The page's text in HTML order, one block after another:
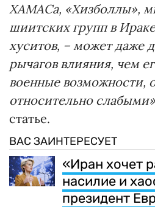
ХАМАСа, «Хизболлы»,
шиитских групп в
хуситов, – может даже
рычагов влияния, чем
военные возможности,
относительно
статье.
ВАС ЗАИНТЕРЕСУЕТ
«Иран хочет
насилие и
президент